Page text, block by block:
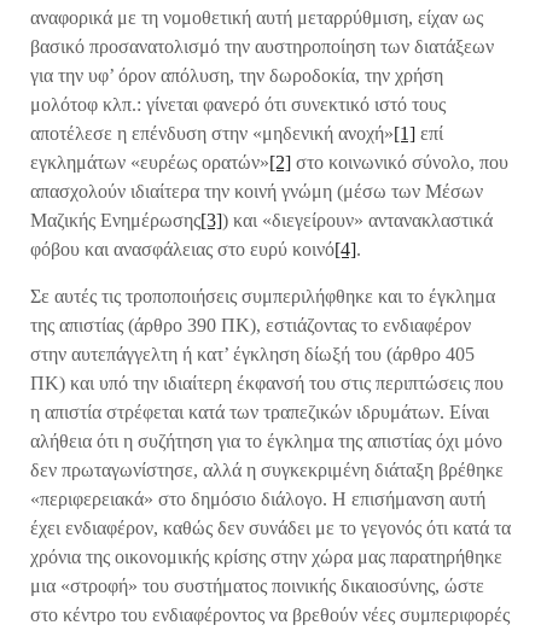
αναφορικά με τη νομοθετική αυτή μεταρρύθμιση, είχαν ως
βασικό προσανατολισμό την αυστηροποίηση των διατάξεων
για την υφ’ όρον απόλυση, την δωροδοκία, την χρήση
μολότοφ κλπ.: γίνεται φανερό ότι συνεκτικό ιστό τους
αποτέλεσε η επένδυση στην «μηδενική ανοχή»[1] επί
εγκλημάτων «ευρέως ορατών»[2] στο κοινωνικό σύνολο, που
απασχολούν ιδιαίτερα την κοινή γνώμη (μέσω των Μέσων
Μαζικής Ενημέρωσης[3]) και «διεγείρουν» αντανακλαστικά
φόβου και ανασφάλειας στο ευρύ κοινό[4].
Σε αυτές τις τροποποιήσεις συμπεριλήφθηκε και το έγκλημα
της απιστίας (άρθρο 390 ΠΚ), εστιάζοντας το ενδιαφέρον
στην αυτεπάγγελτη ή κατ’ έγκληση δίωξή του (άρθρο 405
ΠΚ) και υπό την ιδιαίτερη έκφανσή του στις περιπτώσεις που
η απιστία στρέφεται κατά των τραπεζικών ιδρυμάτων. Είναι
αλήθεια ότι η συζήτηση για το έγκλημα της απιστίας όχι μόνο
δεν πρωταγωνίστησε, αλλά η συγκεκριμένη διάταξη βρέθηκε
«περιφερειακά» στο δημόσιο διάλογο. Η επισήμανση αυτή
έχει ενδιαφέρον, καθώς δεν συνάδει με το γεγονός ότι κατά τα
χρόνια της οικονομικής κρίσης στην χώρα μας παρατηρήθηκε
μια «στροφή» του συστήματος ποινικής δικαιοσύνης, ώστε
στο κέντρο του ενδιαφέροντος να βρεθούν νέες συμπεριφορές